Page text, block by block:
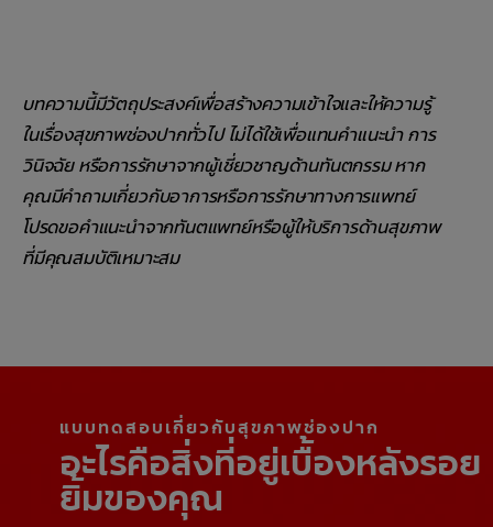
บทความนี้มีวัตถุประสงค์เพื่อสร้างความเข้าใจและให้ความรู้
ในเรื่องสุขภาพช่องปากทั่วไป ไม่ได้ใช้เพื่อแทนคำแนะนำ การ
วินิจฉัย หรือการรักษาจากผู้เชี่ยวชาญด้านทันตกรรม หาก
คุณมีคำถามเกี่ยวกับอาการหรือการรักษาทางการแพทย์
โปรดขอคำแนะนำจากทันตแพทย์หรือผู้ให้บริการด้านสุขภาพ
ที่มีคุณสมบัติเหมาะสม
แบบทดสอบเกี่ยวกับสุขภาพช่องปาก
อะไรคือสิ่งที่อยู่เบื้องหลังรอย
ยิ้มของคุณ